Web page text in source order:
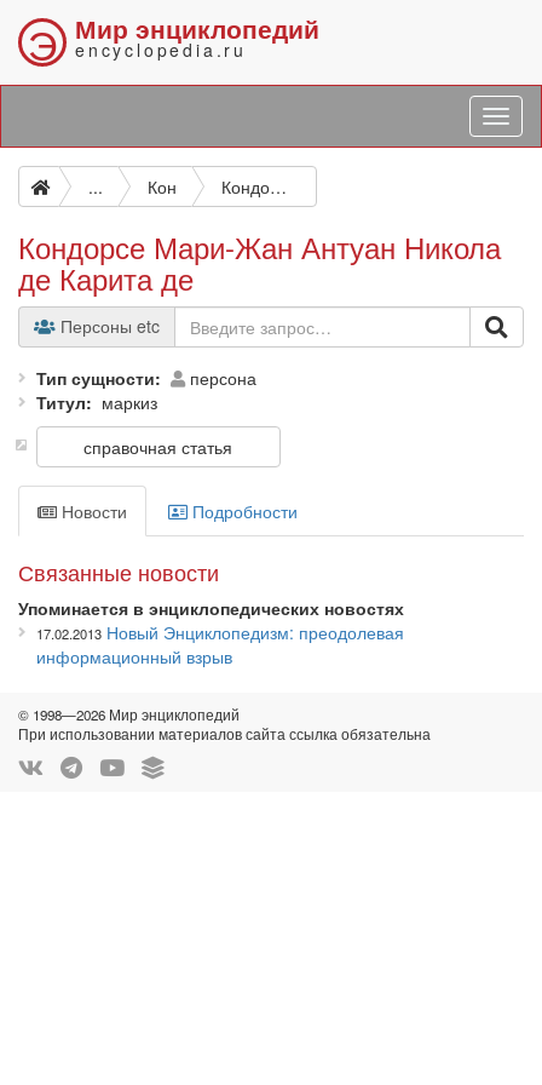
Э Мир энциклопедий
encyclopedia.ru
... Кон Кондорсе Мари-Жан Антуан Никола де Карита де
Кондорсе Мари-Жан Антуан Никола
де Карита де
Персоны etc
Тип сущности
персона
Титул
маркиз
справочная статья
Новости Подробности
Связанные новости
Упоминается в энциклопедических новостях
17.02.2013 Новый Энциклопедизм: преодолевая
информационный взрыв
© 1998—2026 Мир энциклопедий
При использовании материалов сайта ссылка обязательна